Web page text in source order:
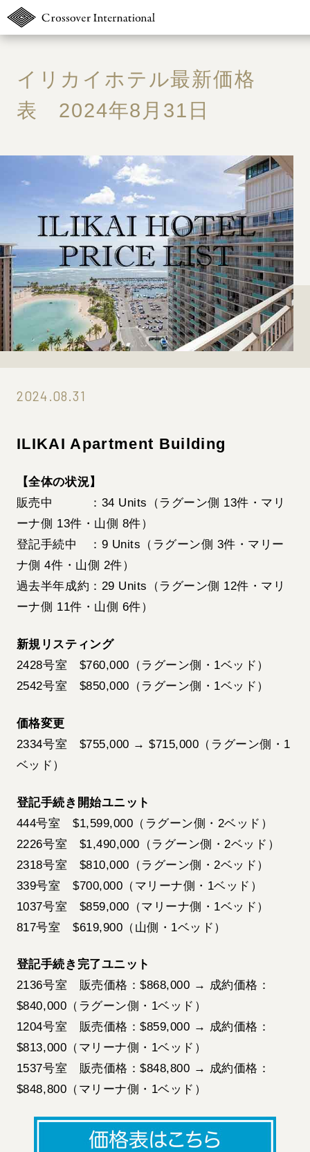
TOP
販売物件MAP
ウェブマガジン
お問い合わせ
03-6822-
イリカイホテル最新価格
表 2024年8月31日
2024.08.31
ILIKAI Apartment Building
【全体の状況】
販売中 ：34 Units（ラグーン側 13件・マリ
ーナ側 13件・山側 8件）
登記手続中 ：9 Units（ラグーン側 3件・マリー
ナ側 4件・山側 2件）
過去半年成約：29 Units（ラグーン側 12件・マリ
ーナ側 11件・山側 6件）
新規リスティング
2428号室 $760,000（ラグーン側・1ベッド）
2542号室 $850,000（ラグーン側・1ベッド）
価格変更
2334号室 $755,000 → $715,000（ラグーン側・1
ベッド）
登記手続き開始ユニット
444号室 $1,599,000（ラグーン側・2ベッド）
2226号室 $1,490,000（ラグーン側・2ベッド）
2318号室 $810,000（ラグーン側・2ベッド）
339号室 $700,000（マリーナ側・1ベッド）
1037号室 $859,000（マリーナ側・1ベッド）
817号室 $619,900（山側・1ベッド）
登記手続き完了ユニット
2136号室 販売価格：$868,000 → 成約価格：
$840,000（ラグーン側・1ベッド）
1204号室 販売価格：$859,000 → 成約価格：
$813,000（マリーナ側・1ベッド）
1537号室 販売価格：$848,800 → 成約価格：
$848,800（マリーナ側・1ベッド）